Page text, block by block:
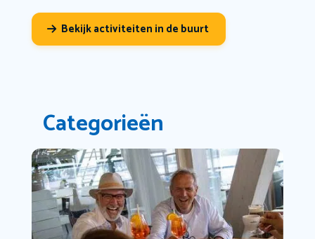
Bekijk activiteiten in de buurt
Categorieën